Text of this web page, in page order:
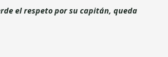
el respeto por su capitán, queda